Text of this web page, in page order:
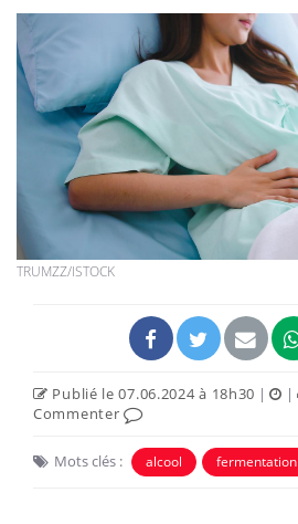
TRUMZZ/ISTOCK
Publié le 07.06.2024 à 18h30 | |
Commenter
Mots clés : alcool fermentation